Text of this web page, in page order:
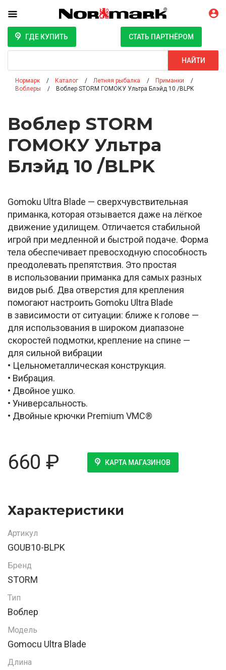
ГДЕ КУПИТЬ СТАТЬ ПАРТНЁРОМ
НАЙТИ
Нормарк Каталог Летняя рыбалка
Приманки
Воблеры
Воблер STORM ГОМОКУ Ультра Блэйд 10 /BLPK
Воблер STORM
ГОМОКУ Ультра
Блэйд 10 /BLPK
Gomoku Ultra Blade — сверхчувствительная
приманка, которая отзывается даже на лёгкое
движение удилищем. Отличается стабильной
игрой при медленной и быстрой подаче. Форма
тела обеспечивает превосходную способность
преодолевать препятствия. Это простая
в использовании приманка для самых разных
видов рыб. Два отверстия для крепления
помогают настроить Gomoku Ultra Blade
в зависимости от ситуации: ближе к голове —
для использования в широком диапазоне
скоростей подмотки, крепление на спине —
для сильной вибрации
• Цельнометаллическая конструкция.
• Вибрация.
• Двойное ушко.
• Универсальность.
• Двойные крючки Premium VMC®
660 ₽ КАРТА МАГАЗИНОВ
Характеристики
Артикул
GOUB10-BLPK
Бренд
STORM
Тип
Воблер
Модель
Gomocu Ultra Blade
Длина